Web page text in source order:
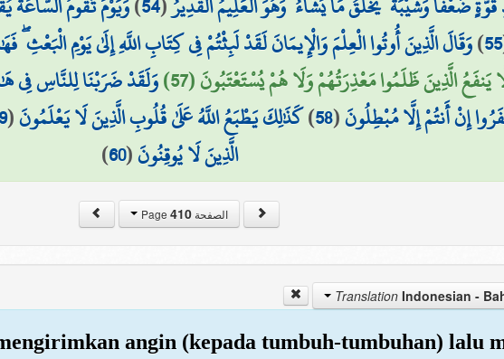
55
)وَقَالَ الَّذِينَ أُوتُوا الْعِلْمَ وَالْإِيمَانَ لَقَدْ لَبِثْتُمْ فِي كِتَابِ اللَّهِ إِلَىٰ يَوْمِ
يَنفَعُ الَّذِينَ ظَلَمُوا مَعْذِرَتُهُمْ وَلَا هُمْ يُسْتَعْتَبُونَ (57)
وَلَقَدْ ضَرَبْنَا لِلنَّاسِ فِي
إِنْ أَنتُمْ إِلَّا مُبْطِلُونَ(
58
)كَذَٰلِكَ يَطْبَعُ اللَّهُ عَلَىٰ قُلُوبِ الَّذِينَ لَا يَعْلَمُونَ(
الَّذِينَ لَا يُوقِنُونَ(
60
)
الصفحة Page410
Indonesian -
angin (kepada tumbuh-tumbuhan) lalu